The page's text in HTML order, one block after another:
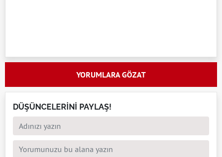
YORUMLARA GÖZAT
DÜŞÜNCELERİNİ PAYLAŞ!